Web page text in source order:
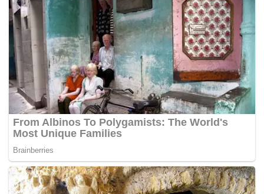
6.
Peringkat 3 Satker dengan pencapaian
penggunaan kartu kredit pemerintah periode
semester 1 Tahun 2024. (red).